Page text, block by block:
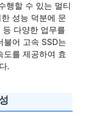
행할 수 있는 멀티
성능 덕분에 문
다양한 업무를
불어 고속 SSD는
도를 제공하여 효
.